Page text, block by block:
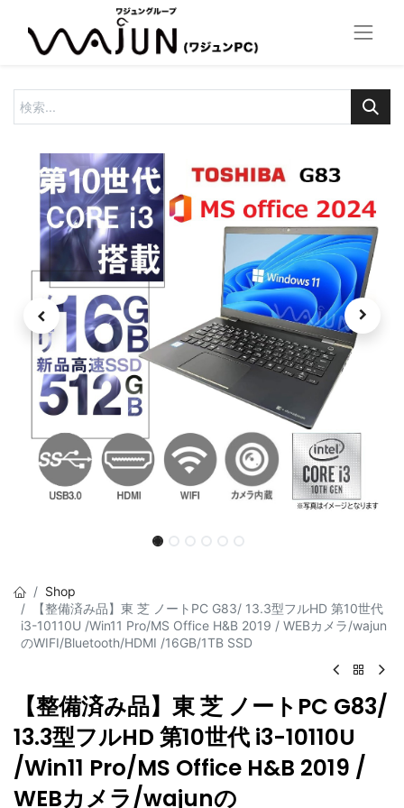
Shop
【整備済み品】東 芝 ノートPC G83/ 13.3型フルHD 第10世代
i3-10110U /Win11 Pro/MS Office H&B 2019 / WEBカメラ/wajun
のWIFI/Bluetooth/HDMI /16GB/1TB SSD
【整備済み品】東 芝 ノートPC G83/
13.3型フルHD 第10世代 i3-10110U
/Win11 Pro/MS Office H&B 2019 /
WEBカメラ/wajunの